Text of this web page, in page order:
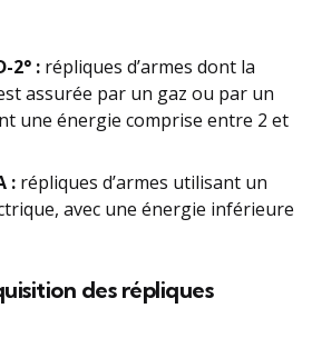
2° : répliques d’armes dont la
assurée par un gaz ou par un
une énergie comprise entre 2 et
: répliques d’armes utilisant un
avec une énergie inférieure
des répliques